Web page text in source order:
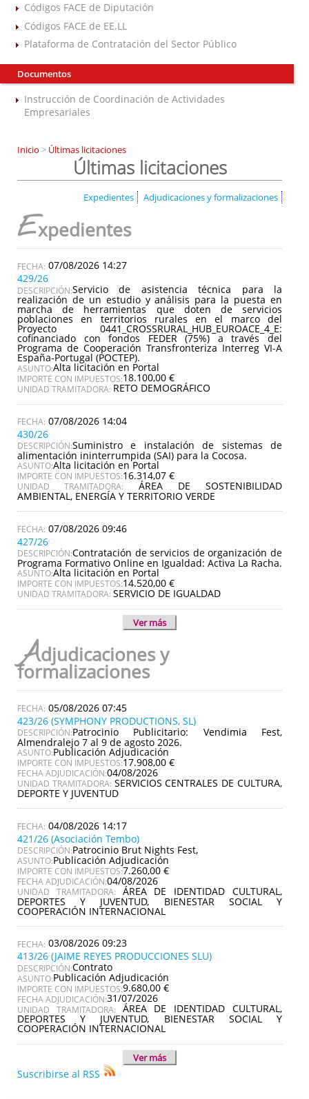
Códigos FACE de Diputación
Códigos FACE de EE.LL
Plataforma de Contratación del Sector Público
Documentos
Instrucción de Coordinación de Actividades
Empresariales
Inicio > Últimas licitaciones
Últimas licitaciones
Expedientes Adjudicaciones y formalizaciones
Expedientes
07/08/2026 14:27
429/26
DESCRIPCIÓN:Servicio de asistencia técnica para la
realización de un estudio y análisis para la puesta en
marcha de herramientas que doten de servicios
poblaciones en territorios rurales en el marco del
Proyecto 0441_CROSSRURAL_HUB_EUROACE_4_E:
cofinanciado con fondos FEDER (75%) a través del
Programa de Cooperación Transfronteriza Interreg VI-A
España-Portugal (POCTEP).
ASUNTO:Alta licitación en Portal
IMPORTE CON IMPUESTOS:18.100,00 €
UNIDAD TRAMITADORA: RETO DEMOGRÁFICO
07/08/2026 14:04
430/26
DESCRIPCIÓN:Suministro e instalación de sistemas de
alimentación ininterrumpida (SAI) para la Cocosa.
ASUNTO:Alta licitación en Portal
IMPORTE CON IMPUESTOS:16.314,07 €
UNIDAD TRAMITADORA: ÁREA DE SOSTENIBILIDAD
AMBIENTAL, ENERGÍA Y TERRITORIO VERDE
07/08/2026 09:46
427/26
DESCRIPCIÓN:Contratación de servicios de organización de
Programa Formativo Online en Igualdad: Activa La Racha.
ASUNTO:Alta licitación en Portal
IMPORTE CON IMPUESTOS:14.520,00 €
UNIDAD TRAMITADORA: SERVICIO DE IGUALDAD
Ver más
Adjudicaciones y
formalizaciones
05/08/2026 07:45
423/26 (SYMPHONY PRODUCTIONS, SL)
DESCRIPCIÓN:Patrocinio Publicitario: Vendimia Fest,
Almendralejo 7 al 9 de agosto 2026.
ASUNTO:Publicación Adjudicación
IMPORTE CON IMPUESTOS:17.908,00 €
FECHA ADJUDICACIÓN:04/08/2026
UNIDAD TRAMITADORA: SERVICIOS CENTRALES DE CULTURA,
DEPORTE Y JUVENTUD
04/08/2026 14:17
421/26 (Asociación Tembo)
DESCRIPCIÓN:Patrocinio Brut Nights Fest,
ASUNTO:Publicación Adjudicación
IMPORTE CON IMPUESTOS:7.260,00 €
FECHA ADJUDICACIÓN:04/08/2026
UNIDAD TRAMITADORA: ÁREA DE IDENTIDAD CULTURAL,
DEPORTES Y JUVENTUD, BIENESTAR SOCIAL Y
COOPERACIÓN INTERNACIONAL
03/08/2026 09:23
413/26 (JAIME REYES PRODUCCIONES SLU)
DESCRIPCIÓN:Contrato
ASUNTO:Publicación Adjudicación
IMPORTE CON IMPUESTOS:9.680,00 €
FECHA ADJUDICACIÓN:31/07/2026
UNIDAD TRAMITADORA: ÁREA DE IDENTIDAD CULTURAL,
DEPORTES Y JUVENTUD, BIENESTAR SOCIAL Y
COOPERACIÓN INTERNACIONAL
Ver más
Suscribirse al RSS